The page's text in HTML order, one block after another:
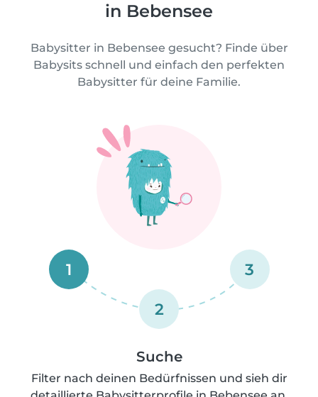
in Bebensee
Babysitter in Bebensee gesucht? Finde über
Babysits schnell und einfach den perfekten
Babysitter für deine Familie.
1
2
3
Suche
Filter nach deinen Bedürfnissen und sieh dir